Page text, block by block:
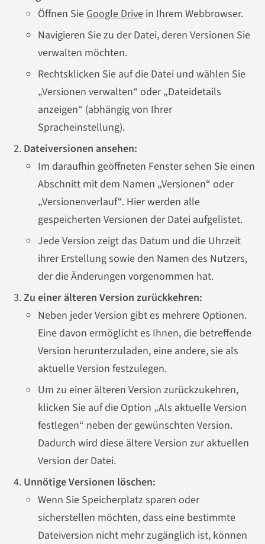
Öffnen SieGoogle Drive in Ihrem Webbrowser.
Navigieren Sie zu der Datei, deren Versionen Sie
verwalten möchten.
Rechtsklicken Sie auf die Datei und wählen Sie
„Versionen verwalten“ oder „Dateidetails
anzeigen“ (abhängig von Ihrer
Spracheinstellung).
Dateiversionen ansehen:
Im daraufhin geöffneten Fenster sehen Sie einen
Abschnitt mit dem Namen „Versionen“ oder
„Versionenverlauf“. Hier werden alle
gespeicherten Versionen der Datei aufgelistet.
Jede Version zeigt das Datum und die Uhrzeit
ihrer Erstellung sowie den Namen des Nutzers,
der die Änderungen vorgenommen hat.
Zu einer älteren Version zurückkehren:
Neben jeder Version gibt es mehrere Optionen.
Eine davon ermöglicht es Ihnen, die betreffende
Version herunterzuladen, eine andere, sie als
aktuelle Version festzulegen.
Um zu einer älteren Version zurückzukehren,
klicken Sie auf die Option „Als aktuelle Version
festlegen“ neben der gewünschten Version.
Dadurch wird diese ältere Version zur aktuellen
Version der Datei.
Unnötige Versionen löschen:
Wenn Sie Speicherplatz sparen oder
sicherstellen möchten, dass eine bestimmte
Dateiversion nicht mehr zugänglich ist, können